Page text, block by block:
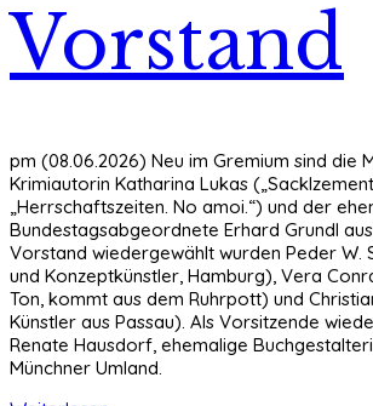
Vorstand
pm (08.06.2026) Neu im Gremium sind die
Krimiautorin Katharina Lukas
„Herrschaftszeiten. No amoi.“) und der
Bundestagsabgeordnete Erhard Grundl
Vorstand wiedergewählt wurden Peder W.
und Konzeptkünstler, Hamburg), Vera
Ton, kommt aus dem Ruhrpott) und
Künstler aus Passau). Als Vorsitzende
Renate Hausdorf, ehemalige
Münchner Umland.